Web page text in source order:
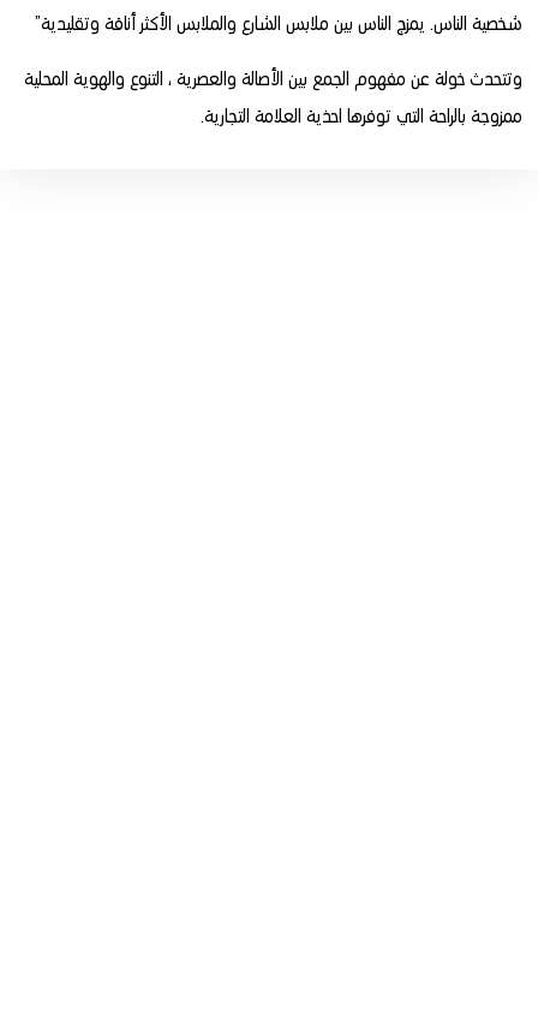
شخصية الناس. يمزج الناس بين ملابس الشارع والملابس الأكثر أناقة وتقليدية”
وتتحدث خولة عن مفهوم الجمع بين الأصالة والعصرية ، التنوع والهوية المحلية
ممزوجة بالراحة التي توفرها احذية العلامة التجارية.